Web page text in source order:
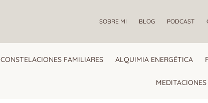
SOBRE MI BLOG PODCAST
CONSTELACIONES FAMILIARES ALQUIMIA ENERGÉTICA
MEDITACIONES